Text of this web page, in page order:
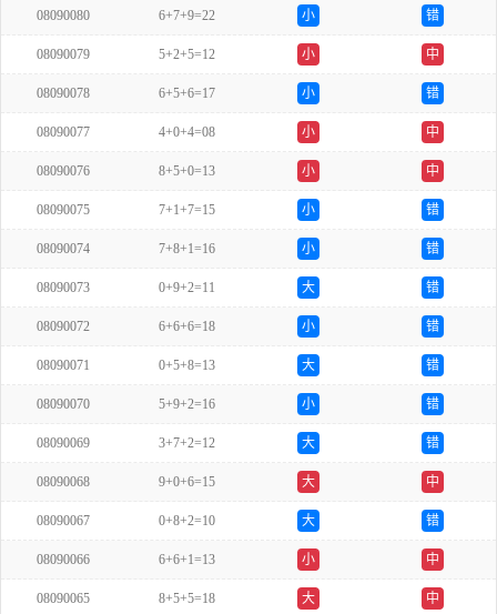
08090080 6+7+9=22 小 错
08090079 5+2+5=12 小 中
08090078 6+5+6=17 小 错
08090077 4+0+4=08 小 中
08090076 8+5+0=13 小 中
08090075 7+1+7=15 小 错
08090074 7+8+1=16 小 错
08090073 0+9+2=11 大 错
08090072 6+6+6=18 小 错
08090071 0+5+8=13 大 错
08090070 5+9+2=16 小 错
08090069 3+7+2=12 大 错
08090068 9+0+6=15 大 中
08090067 0+8+2=10 大 错
08090066 6+6+1=13 小 中
08090065 8+5+5=18 大 中